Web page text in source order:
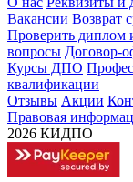
Вакансии Возврат
Проверить диплом
вопросы Договор-
Курсы ДПО
квалификации
Отзывы Акции
Правовая
2026 КИДПО